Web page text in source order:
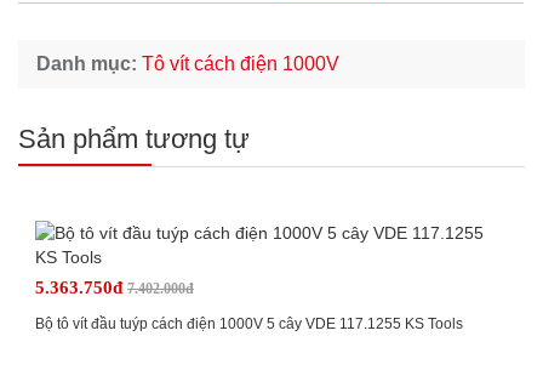
Danh mục: Tô vít cách điện 1000V
Sản phẩm tương tự
5.363.750đ 7.402.000đ
Bộ tô vít đầu tuýp cách điện 1000V 5 cây VDE 117.1255 KS Tools